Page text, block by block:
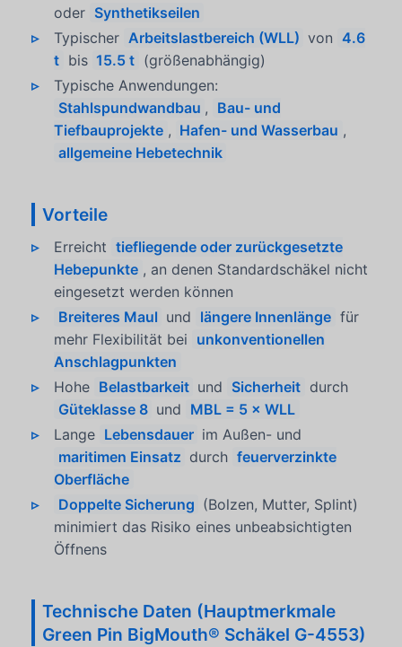
oder Synthetikseilen
Typischer Arbeitslastbereich (WLL) von 4.6
t bis 15.5 t (größenabhängig)
Typische Anwendungen:
Stahlspundwandbau , Bau- und
Tiefbauprojekte , Hafen- und Wasserbau ,
allgemeine Hebetechnik
Vorteile
Erreicht tiefliegende oder zurückgesetzte
Hebepunkte , an denen Standardschäkel nicht
eingesetzt werden können
Breiteres Maul und längere Innenlänge für
mehr Flexibilität bei unkonventionellen
Anschlagpunkten
Hohe Belastbarkeit und Sicherheit durch
Güteklasse 8 und MBL = 5 × WLL
Lange Lebensdauer im Außen- und
maritimen Einsatz durch feuerverzinkte
Oberfläche
Doppelte Sicherung (Bolzen, Mutter, Splint)
minimiert das Risiko eines unbeabsichtigten
Öffnens
Technische Daten (Hauptmerkmale
Green Pin BigMouth® Schäkel G-4553)